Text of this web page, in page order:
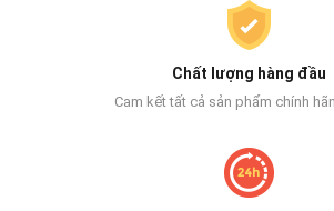
Chất lượng hàng đầu
Cam kết tất cả sản phẩm chính